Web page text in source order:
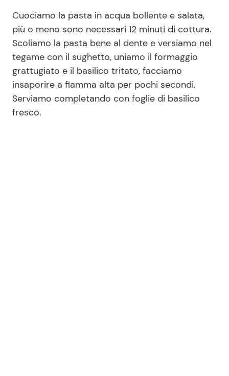
Cuociamo la pasta in acqua bollente e salata,
più o meno sono necessari 12 minuti di cottura.
Scoliamo la pasta bene al dente e versiamo nel
tegame con il sughetto, uniamo il formaggio
grattugiato e il basilico tritato, facciamo
insaporire a fiamma alta per pochi secondi.
Serviamo completando con foglie di basilico
fresco.